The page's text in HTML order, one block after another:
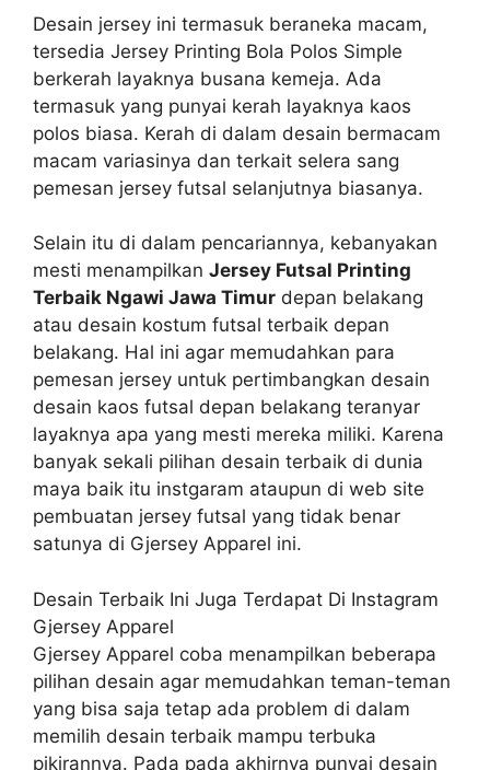
Desain jersey ini termasuk beraneka macam,
tersedia Jersey Printing Bola Polos Simple
berkerah layaknya busana kemeja. Ada
termasuk yang punyai kerah layaknya kaos
polos biasa. Kerah di dalam desain bermacam
macam variasinya dan terkait selera sang
pemesan jersey futsal selanjutnya biasanya.
Selain itu di dalam pencariannya, kebanyakan
mesti menampilkan Jersey Futsal Printing
Terbaik Ngawi Jawa Timur depan belakang
atau desain kostum futsal terbaik depan
belakang. Hal ini agar memudahkan para
pemesan jersey untuk pertimbangkan desain
desain kaos futsal depan belakang teranyar
layaknya apa yang mesti mereka miliki. Karena
banyak sekali pilihan desain terbaik di dunia
maya baik itu instgaram ataupun di web site
pembuatan jersey futsal yang tidak benar
satunya di Gjersey Apparel ini.
Desain Terbaik Ini Juga Terdapat Di Instagram
Gjersey Apparel
Gjersey Apparel coba menampilkan beberapa
pilihan desain agar memudahkan teman-teman
yang bisa saja tetap ada problem di dalam
memilih desain terbaik mampu terbuka
pikirannya. Pada pada akhirnya punyai desain